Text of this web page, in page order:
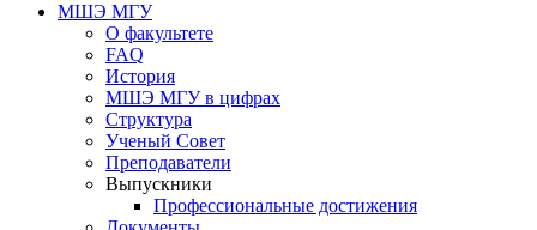
МШЭ МГУ
О факультете
FAQ
История
МШЭ МГУ в цифрах
Структура
Ученый Совет
Преподаватели
Выпускники
Профессиональные достижения